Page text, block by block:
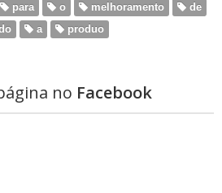
para o melhoramento
de
a produo
no Facebook